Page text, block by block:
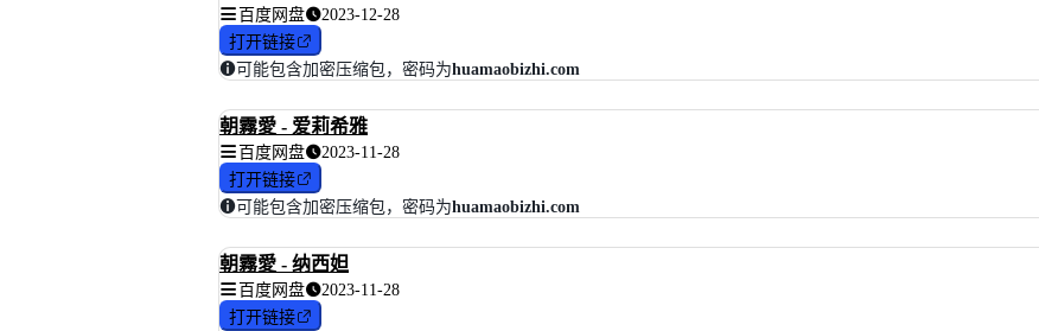
百度网盘 2023-12-28
打开链接
可能包含加密压缩包，密码为huamaobizhi.com
朝霧愛 - 爱莉希雅
百度网盘 2023-11-28
打开链接
可能包含加密压缩包，密码为huamaobizhi.com
朝霧愛 - 纳西妲
百度网盘 2023-11-28
打开链接